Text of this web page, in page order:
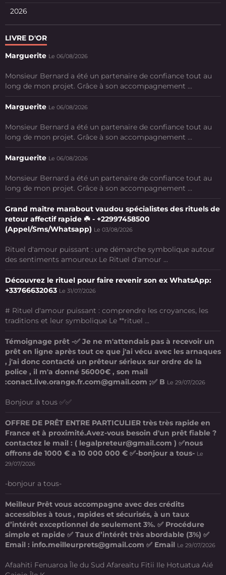
2026
LIVRE D'OR
Marguerite Le 06/08/2026
Monsieur Bernard a été un partenaire de confiance tout au
long de mon projet. Grâce à son accompagnement ...
Marguerite Le 06/08/2026
Monsieur Bernard a été un partenaire de confiance tout au
long de mon projet. Grâce à son accompagnement ...
Marguerite Le 06/08/2026
Monsieur Bernard a été un partenaire de confiance tout au
long de mon projet. Grâce à son accompagnement ...
Grand maître marabout vaudou spécialistes des rituels de
retour affectif rapide ☘️ - +22997458500
(Appel/Sms/Whatsapp) Le 03/08/2026
Rituel d'amour puissant : une démarche symbolique autour
des sentiments amoureux Le Rituel d'amour ...
Découvrez le rituel pour faire revenir son ex WhatsApp:
+33766632063 Le 31/07/2026
# Rituel d'amour puissant : comprendre les croyances, les
traditions et leur symbolique Le **rituel ...
Témoignage prêt -✅ Je ne m'attendais pas à recevoir un
prêt en ligne après tout ce que j'ai vécu avec les arnaques
, j'ai donc contacté un prêteur sérieux sur ordre de la
police , il m'a donné 56000€ , son mail
:conact.live.orange.fr.com@gmail.com ;✅ B Le 29/07/2026
Bonjour a tous ✅✅
OFFRE DE PRÊT ENTRE PARTICULIER très très rapide en
France et à proximité.Avez-vous besoin d'un prêt fiable ?
contactez le mail : ( legalpreteur@gmail.com ) ✅nous
offrons de 1000 € a 10 000 000 € ✅-bonjour a tous- Le
29/07/2026
-bonjour a tous-
Meilleur Prêt vous accompagne avec des crédits
accessibles à tous , rapides et sécurisés, à un taux
d’intérêt exceptionnel de seulement 3%. ✅ Procédure
simple et rapide ✅ Taux d’intérêt très abordable (3%) ✅
Email : info.meilleurprets@gmail.com ✅ Email Le 29/07/2026
Afaahiti Fenuaroa Île du Sud Afareaitu Fitii Ile Hotuatua Aié